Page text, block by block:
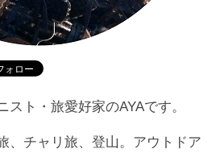
ト・旅愛好家のAYAです。
、チャリ旅、登山。アウトドア